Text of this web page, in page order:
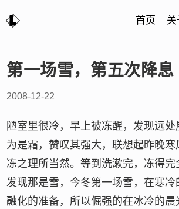
首页 关
第一场雪，第五次降息
2008-12-22
陋室里很冷，早上被冻醒，发现远
为是霜，赞叹其强大，联想起昨晚寒
冻之理所当然。等到洗漱完，冻得完
发现那是雪，今冬第一场雪，在寒冷
融化的准备，所以倔强的在冰冷的